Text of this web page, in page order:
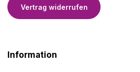
Vertrag widerrufen
Information